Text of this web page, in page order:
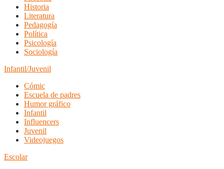
Historia
Literatura
Pedagogía
Política
Psicología
Sociología
Infantil/Juvenil
Cómic
Escuela de padres
Humor gráfico
Infantil
Influencers
Juvenil
Videojuegos
Escolar